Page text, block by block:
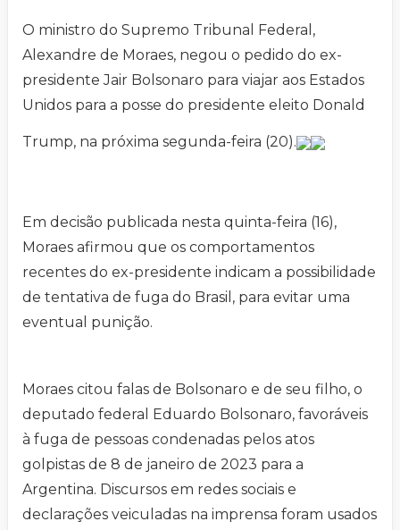
O ministro do Supremo Tribunal Federal,
Alexandre de Moraes, negou o pedido do ex-
presidente Jair Bolsonaro para viajar aos Estados
Unidos para a posse do presidente eleito Donald
Trump, na próxima segunda-feira (20).
Em decisão publicada nesta quinta-feira (16),
Moraes afirmou que os comportamentos
recentes do ex-presidente indicam a possibilidade
de tentativa de fuga do Brasil, para evitar uma
eventual punição.
Moraes citou falas de Bolsonaro e de seu filho, o
deputado federal Eduardo Bolsonaro, favoráveis
à fuga de pessoas condenadas pelos atos
golpistas de 8 de janeiro de 2023 para a
Argentina. Discursos em redes sociais e
declarações veiculadas na imprensa foram usados